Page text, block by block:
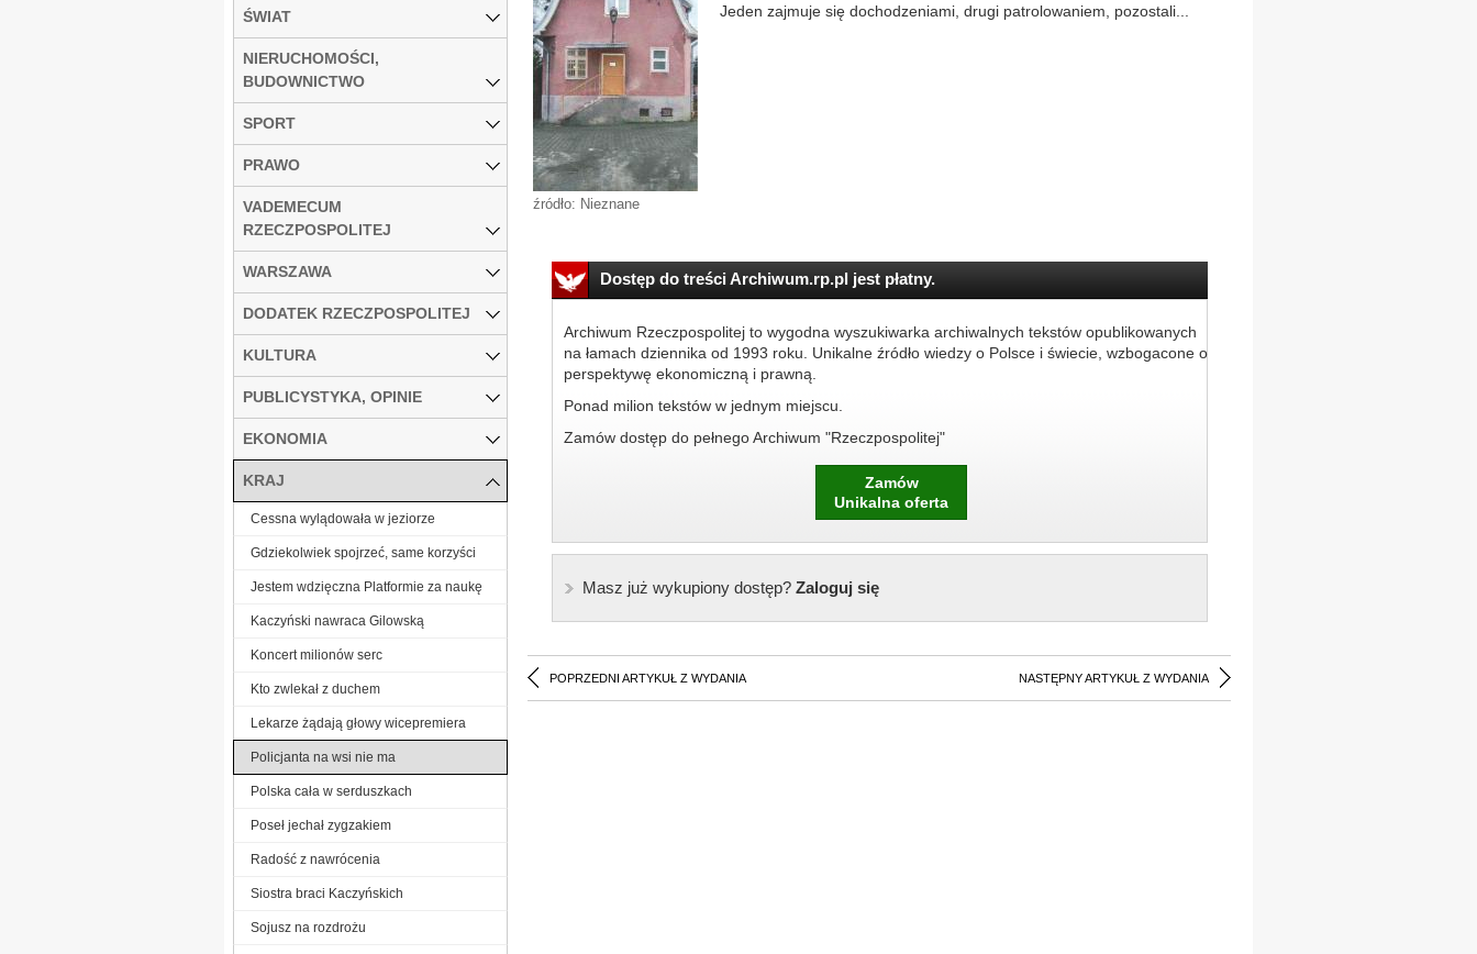
źródło: Nieznane
Jeden zajmuje się dochodzeniami, drugi patrolowaniem, pozostali...
Dostęp do treści Archiwum.rp.pl jest płatny.
Archiwum Rzeczpospolitej to wygodna wyszukiwarka archiwalnych tekstów opublikowanych
na łamach dziennika od 1993 roku. Unikalne źródło wiedzy o Polsce i świecie, wzbogacone o
perspektywę ekonomiczną i prawną.
Ponad milion tekstów w jednym miejscu.
Zamów dostęp do pełnego Archiwum "Rzeczpospolitej"
Zamów
Unikalna oferta
Masz już wykupiony dostęp?Zaloguj się
POPRZEDNI ARTYKUŁ Z WYDANIA NASTĘPNY ARTYKUŁ Z WYDANIA
ŚWIAT
NIERUCHOMOŚCI,
BUDOWNICTWO
SPORT
PRAWO
VADEMECUM
RZECZPOSPOLITEJ
WARSZAWA
DODATEK RZECZPOSPOLITEJ
KULTURA
PUBLICYSTYKA, OPINIE
EKONOMIA
KRAJ
Cessna wylądowała w jeziorze
Gdziekolwiek spojrzeć, same korzyści
Jestem wdzięczna Platformie za naukę
Kaczyński nawraca Gilowską
Koncert milionów serc
Kto zwlekał z duchem
Lekarze żądają głowy wicepremiera
Policjanta na wsi nie ma
Polska cała w serduszkach
Poseł jechał zygzakiem
Radość z nawrócenia
Siostra braci Kaczyńskich
Sojusz na rozdrożu